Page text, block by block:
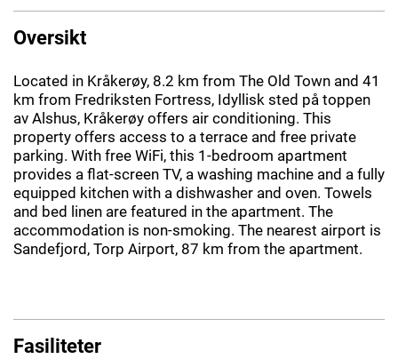
Oversikt
Located in Kråkerøy, 8.2 km from The Old Town and 41
km from Fredriksten Fortress, Idyllisk sted på toppen
av Alshus, Kråkerøy offers air conditioning. This
property offers access to a terrace and free private
parking. With free WiFi, this 1-bedroom apartment
provides a flat-screen TV, a washing machine and a fully
equipped kitchen with a dishwasher and oven. Towels
and bed linen are featured in the apartment. The
accommodation is non-smoking. The nearest airport is
Sandefjord, Torp Airport, 87 km from the apartment.
Fasiliteter